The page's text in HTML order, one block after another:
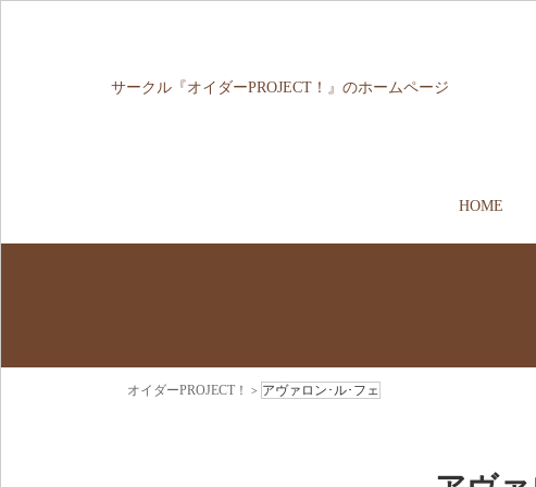
サークル『オイダーPROJECT！』のホームページ
HOME
オイダーPROJECT！ > アヴァロン･ル･フェ